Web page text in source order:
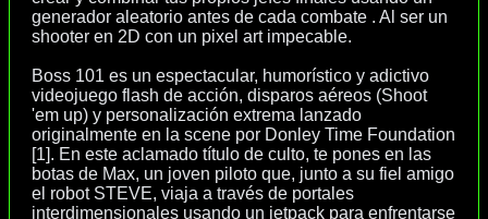
generador aleatorio antes de cada combate . Al ser un
shooter en 2D con un pixel art impecable.
Boss 101 es un espectacular, humorístico y adictivo
videojuego flash de acción, disparos aéreos (Shoot
'em up) y personalización extrema lanzado
originalmente en la scene por Donley Time Foundation
[1]. En este aclamado título de culto, te pones en las
botas de Max, un joven piloto que, junto a su fiel amigo
el robot STEVE, viaja a través de portales
interdimensionales usando un jetpack para enfrentarse